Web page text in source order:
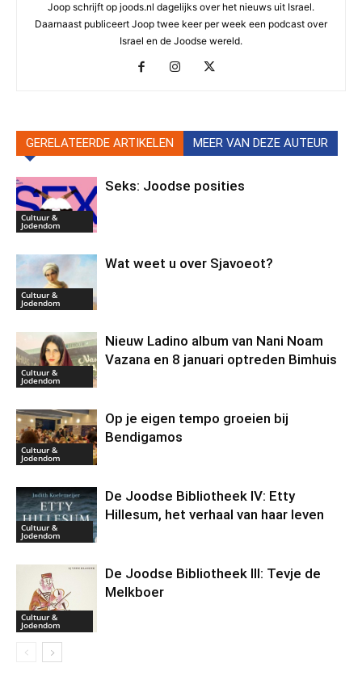
Joop schrijft op joods.nl dagelijks over het nieuws uit Israel.
Daarnaast publiceert Joop twee keer per week een podcast over
Israel en de Joodse wereld.
GERELATEERDE ARTIKELEN MEER VAN DEZE AUTEUR
Cultuur &
Jodendom
Seks: Joodse posities
Cultuur &
Jodendom
Wat weet u over Sjavoeot?
Cultuur &
Jodendom
Nieuw Ladino album van Nani Noam
Vazana en 8 januari optreden Bimhuis
Cultuur &
Jodendom
Op je eigen tempo groeien bij
Bendigamos
Cultuur &
Jodendom
De Joodse Bibliotheek IV: Etty
Hillesum, het verhaal van haar leven
Cultuur &
Jodendom
De Joodse Bibliotheek III: Tevje de
Melkboer